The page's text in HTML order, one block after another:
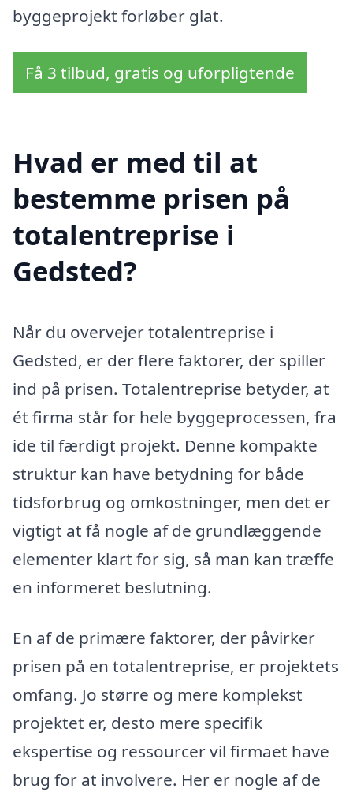
byggeprojekt forløber glat.
Få 3 tilbud, gratis og uforpligtende
Hvad er med til at
bestemme prisen på
totalentreprise i
Gedsted?
Når du overvejer totalentreprise i
Gedsted, er der flere faktorer, der spiller
ind på prisen. Totalentreprise betyder, at
ét firma står for hele byggeprocessen, fra
ide til færdigt projekt. Denne kompakte
struktur kan have betydning for både
tidsforbrug og omkostninger, men det er
vigtigt at få nogle af de grundlæggende
elementer klart for sig, så man kan træffe
en informeret beslutning.
En af de primære faktorer, der påvirker
prisen på en totalentreprise, er projektets
omfang. Jo større og mere komplekst
projektet er, desto mere specifik
ekspertise og ressourcer vil firmaet have
brug for at involvere. Her er nogle af de